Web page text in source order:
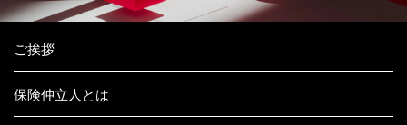
ご挨拶
保険仲立人とは